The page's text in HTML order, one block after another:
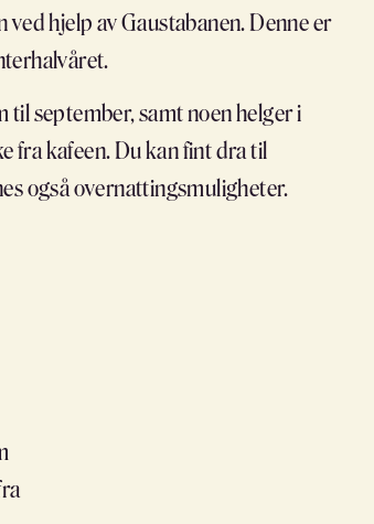
hjelp av Gaustabanen. Denne er
september, samt noen helger i
fra kafeen. Du kan fint dra til
også overnattingsmuligheter.